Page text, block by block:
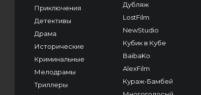
Приключения
Детективы
Драма
Исторические
Криминальные
Мелодрамы
Триллеры
Дубляж
LostFilm
NewStudio
Кубик в Кубе
BaibaKo
AlexFilm
Кураж-Бамбей